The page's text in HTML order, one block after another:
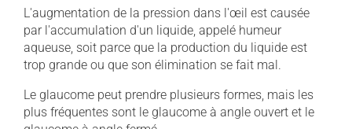
L'augmentation de la pression dans l'œil est causée
par l'accumulation d'un liquide, appelé humeur
aqueuse, soit parce que la production du liquide est
trop grande ou que son élimination se fait mal.
Le glaucome peut prendre plusieurs formes, mais les
plus fréquentes sont le glaucome à angle ouvert et le